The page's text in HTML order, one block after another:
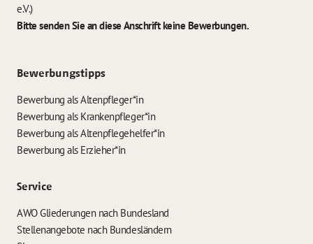
e.V.)
Bitte senden Sie an diese Anschrift keine Bewerbungen.
Bewerbungstipps
Bewerbung als Altenpfleger*in
Bewerbung als Krankenpfleger*in
Bewerbung als Altenpflegehelfer*in
Bewerbung als Erzieher*in
Service
AWO Gliederungen nach Bundesland
Stellenangebote nach Bundesländern